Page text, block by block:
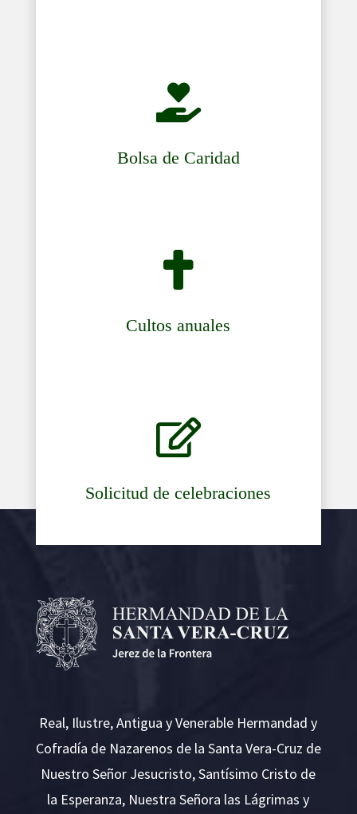

Bolsa de Caridad

Cultos anuales

Solicitud de celebraciones
Real, Ilustre, Antigua y Venerable Hermandad y
Cofradía de Nazarenos de la Santa Vera-Cruz de
Nuestro Señor Jesucristo, Santísimo Cristo de
la Esperanza, Nuestra Señora las Lágrimas y